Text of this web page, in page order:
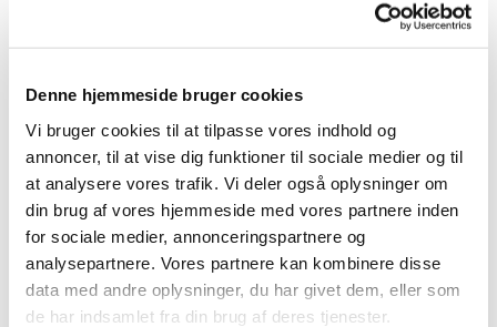
Denne hjemmeside bruger cookies
Vi bruger cookies til at tilpasse vores indhold og
annoncer, til at vise dig funktioner til sociale medier og til
at analysere vores trafik. Vi deler også oplysninger om
din brug af vores hjemmeside med vores partnere inden
for sociale medier, annonceringspartnere og
analysepartnere. Vores partnere kan kombinere disse
data med andre oplysninger, du har givet dem, eller som
de har indsamlet fra din brug af deres tjenester.
komme og tegne under gudstjensten og
efterfølgende en lille fernisering med